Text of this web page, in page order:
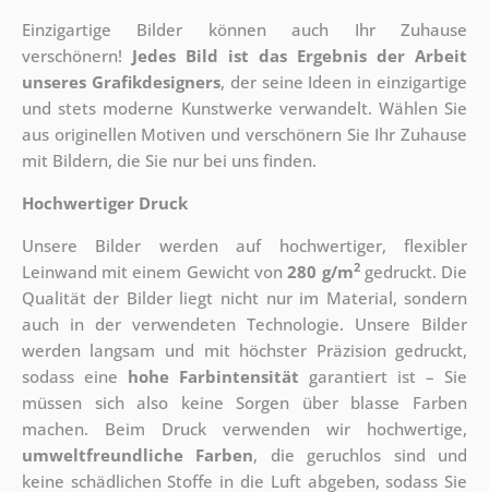
Einzigartige Bilder können auch Ihr Zuhause
verschönern! Jedes Bild ist das Ergebnis der Arbeit
unseres Grafikdesigners, der seine Ideen in einzigartige
und stets moderne Kunstwerke verwandelt. Wählen Sie
aus originellen Motiven und verschönern Sie Ihr Zuhause
mit Bildern, die Sie nur bei uns finden.
Hochwertiger Druck
Unsere Bilder werden auf hochwertiger, flexibler
Leinwand mit einem Gewicht von280 g/m2gedruckt. Die
Qualität der Bilder liegt nicht nur im Material, sondern
auch in der verwendeten Technologie. Unsere Bilder
werden langsam und mit höchster Präzision gedruckt,
sodass eine hohe Farbintensität garantiert ist – Sie
müssen sich also keine Sorgen über blasse Farben
machen. Beim Druck verwenden wir hochwertige,
umweltfreundliche Farben, die geruchlos sind und
keine schädlichen Stoffe in die Luft abgeben, sodass Sie